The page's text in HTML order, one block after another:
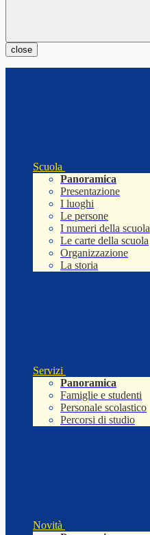
close
Scuola
Panoramica
Presentazione
I luoghi
Le persone
I numeri della scuola
Le carte della scuola
Organizzazione
La storia
Servizi
Panoramica
Famiglie e studenti
Personale scolastico
Percorsi di studio
Novità